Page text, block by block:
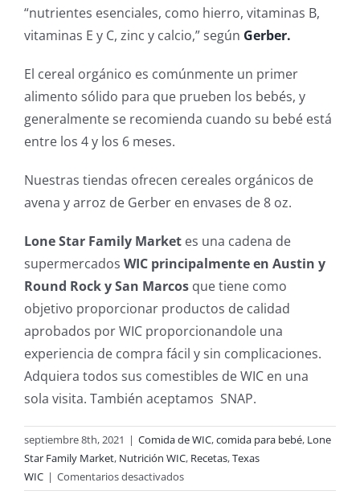
“nutrientes esenciales, como hierro, vitaminas B,
vitaminas E y C, zinc y calcio,” según Gerber.
El cereal orgánico es comúnmente un primer
alimento sólido para que prueben los bebés, y
generalmente se recomienda cuando su bebé está
entre los 4 y los 6 meses.
Nuestras tiendas ofrecen cereales orgánicos de
avena y arroz de Gerber en envases de 8 oz.
Lone Star Family Market es una cadena de
supermercados WIC principalmente en Austin y
Round Rock y San Marcos que tiene como
objetivo proporcionar productos de calidad
aprobados por WIC proporcionandole una
experiencia de compra fácil y sin complicaciones.
Adquiera todos sus comestibles de WIC en una
sola visita. También aceptamos SNAP.
septiembre 8th, 2021 | Comida de WIC,comida para bebé, Lone
Star Family Market, Nutrición WIC, Recetas,Texas
WIC | Comentarios desactivadosen
Ahora